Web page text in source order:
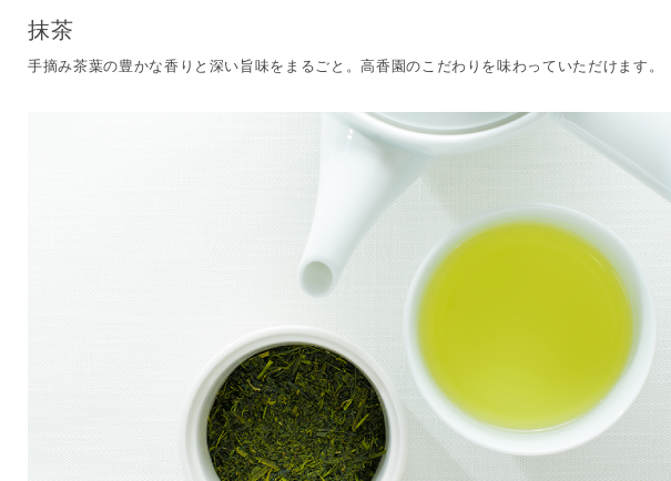
抹茶
手摘み茶葉の豊かな香りと深い旨味をまるごと。高香園のこだわりを味わっていただけます。